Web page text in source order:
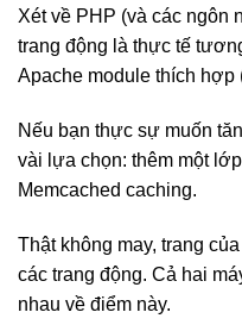
Xét về PHP (và các ngôn
trang động là thực tế
Apache module thích hợp
Nếu bạn thực sự muốn
vài lựa chọn: thêm một
Memcached caching.
Thật không may, trang
các trang động. Cả hai
nhau về điểm này.